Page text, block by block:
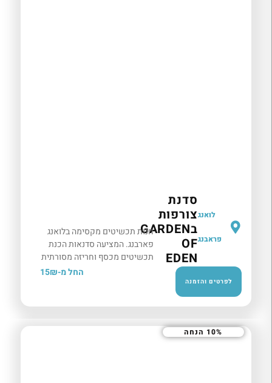
לואנג
פראבנג
סדנת
צורפות
בGARDEN
OF
EDEN
חנות תכשיטים מקסימה בלואנג
פארבנג. המציעה סדנאות הכנת
תכשיטים מכסף וחריזה מסורתית
בליווי אמנים מקומיים במרפסת עם
לפרטים והזמנה
החל מ-15₪
10% הנחה